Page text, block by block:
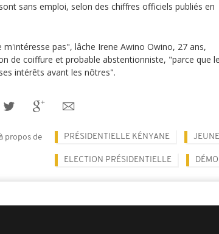
sans emploi, selon des chiffres officiels publiés en
m'intéresse pas", lâche Irene Awino Owino, 27 ans,
de coiffure et probable abstentionniste, "parce que le
intérêts avant les nôtres".
propos de PRÉSIDENTIELLE KÉNYANE
ELECTION PRÉSIDENTIELLE